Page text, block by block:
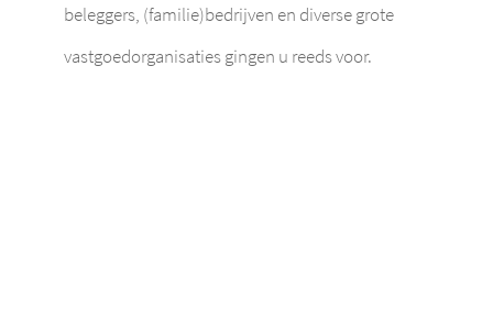
beleggers, (familie)bedrijven en diverse grote
vastgoedorganisaties gingen u reeds voor.